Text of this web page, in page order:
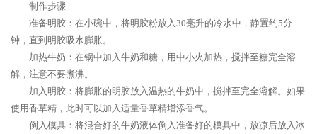
制作步骤
准备明胶：在小碗中，将明胶粉放入30毫升的冷水中，静置约5分
钟，直到明胶吸水膨胀。
加热牛奶：在锅中加入牛奶和糖，用中小火加热，搅拌至糖完全溶
解，注意不要煮沸。
加入明胶：将膨胀的明胶放入温热的牛奶中，搅拌至完全溶解。如果
使用香草精，此时可以加入适量香草精增添香气。
倒入模具：将混合好的牛奶液体倒入准备好的模具中，放凉后放入冰